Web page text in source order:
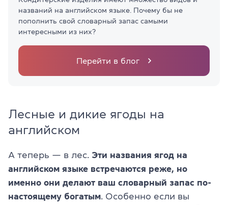
названий на английском языке. Почему бы не
пополнить свой словарный запас самыми
интересными из них?
Перейти в блог
Лесные и дикие ягоды на
английском
А теперь — в лес. Эти названия ягод на
английском языке встречаются реже, но
именно они делают ваш словарный запас по-
настоящему богатым. Особенно если вы